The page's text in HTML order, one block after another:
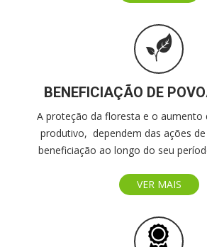
BENEFICIAÇÃO DE
A proteção da floresta e o aumento
produtivo, dependem das ações
beneficiação ao longo do seu
VER MAIS